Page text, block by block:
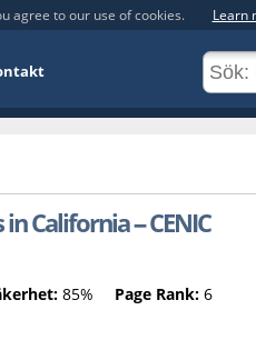
agree to our use of cookies. Learn
California -- CENIC
85% Page Rank: 6